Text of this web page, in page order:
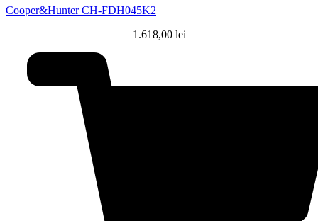
Cooper&Hunter CH-FDH045K2
1.618,00 lei